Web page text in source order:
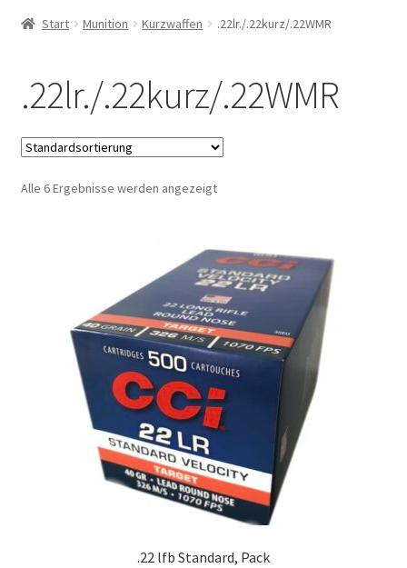
Start Munition Kurzwaffen .22lr./.22kurz/.22WMR
.22lr./.22kurz/.22WMR
Alle 6 Ergebnisse werden angezeigt
.22 lfb Standard, Pack